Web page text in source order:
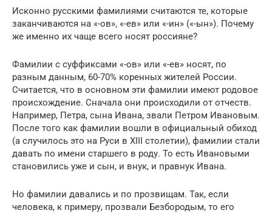
Исконно русскими фамилиями считаются те, которые
заканчиваются на «-ов», «-ев» или «-ин» («-ын»). Почему
же именно их чаще всего носят россияне?
Фамилии с суффиксами «-ов» или «-ев» носят, по
разным данным, 60-70% коренных жителей России.
Считается, что в основном эти фамилии имеют родовое
происхождение. Сначала они происходили от отчеств.
Например, Петра, сына Ивана, звали Петром Ивановым.
После того как фамилии вошли в официальный обиход
(а случилось это на Руси в XIII столетии), фамилии стали
давать по имени старшего в роду. То есть Ивановыми
становились уже и сын, и внук, и правнук Ивана.
Но фамилии давались и по прозвищам. Так, если
человека, к примеру, прозвали Безбородым, то его